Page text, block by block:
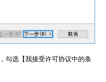
勾选【我接受许可协议中的条